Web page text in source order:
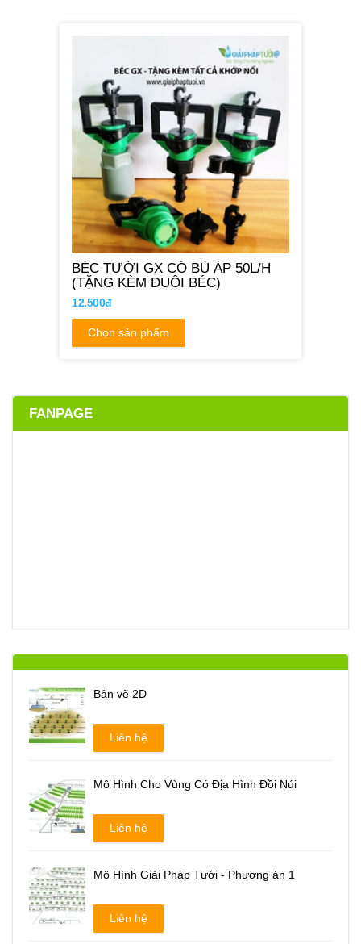
BÉC TƯỚI GX CÓ BÙ ÁP 50L/H
(TẶNG KÈM ĐUÔI BÉC)
12.500đ
Chọn sản phẩm
FANPAGE
Bản vẽ 2D
Liên hệ
Mô Hình Cho Vùng Có Địa Hình Đồi Núi
Liên hệ
Mô Hình Giải Pháp Tưới - Phương án 1
Liên hệ